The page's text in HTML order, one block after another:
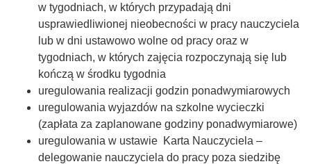
w tygodniach, w których przypadają dni
usprawiedliwionej nieobecności w pracy nauczyciela
lub w dni ustawowo wolne od pracy oraz w
tygodniach, w których zajęcia rozpoczynają się lub
kończą w środku tygodnia
uregulowania realizacji godzin ponadwymiarowych
uregulowania wyjazdów na szkolne wycieczki
(zapłata za zaplanowane godziny ponadwymiarowe)
uregulowania w ustawie Karta Nauczyciela –
delegowanie nauczyciela do pracy poza siedzibę